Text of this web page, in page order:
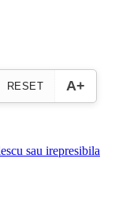
RESET A+
sau irepresibila